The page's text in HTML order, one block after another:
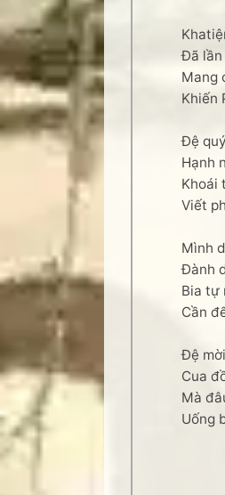
Đã lần
Mang
Khiến
Đệ
Hạnh
Khoái
Viết
Mình
Đành
Bia tự
Cần
Đệ
Cua
Mà
Uống